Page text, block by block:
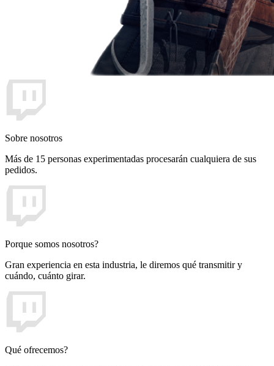
Sobre nosotros
Más de 15 personas experimentadas procesarán cualquiera de sus
pedidos.
Porque somos nosotros?
Gran experiencia en esta industria, le diremos qué transmitir y
cuándo, cuánto girar.
Qué ofrecemos?